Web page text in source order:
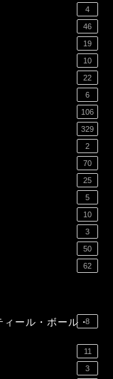
4
46
19
10
22
6
106
329
2
70
25
5
10
3
50
62
ィール・ボール・
8
11
3